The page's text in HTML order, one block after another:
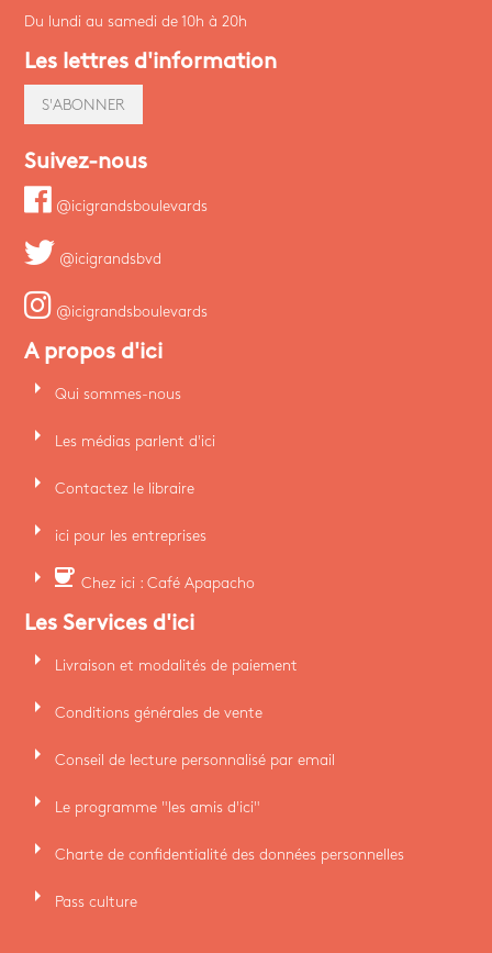
Du lundi au samedi de 10h à 20h
Les lettres d'information
S'ABONNER
Suivez-nous
@icigrandsboulevards
@icigrandsbvd
@icigrandsboulevards
A propos d'ici
arrow_right Qui sommes-nous
arrow_right Les médias parlent d'ici
arrow_right Contactez le libraire
arrow_right ici pour les entreprises
arrow_right coffee Chez ici : Café Apapacho
Les Services d'ici
arrow_right Livraison et modalités de paiement
arrow_right Conditions générales de vente
arrow_right Conseil de lecture personnalisé par email
arrow_right Le programme "les amis d'ici"
arrow_right Charte de confidentialité des données personnelles
arrow_right Pass culture